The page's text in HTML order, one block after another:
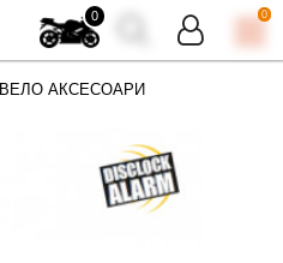
0 0
ВЕЛО АКСЕСОАРИ